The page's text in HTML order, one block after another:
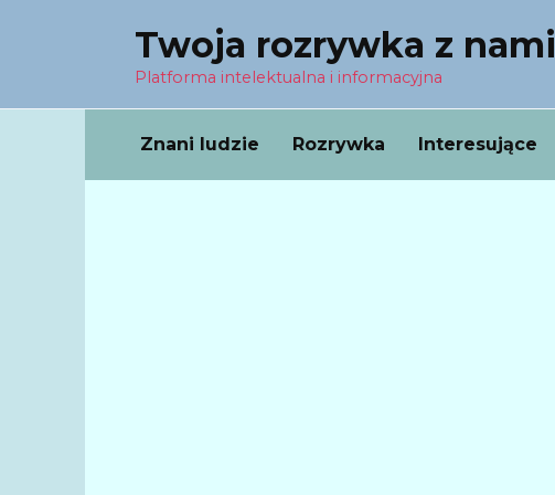
Twoja rozrywka z nami
Platforma intelektualna i informacyjna
Znani ludzie Rozrywka Interesujące